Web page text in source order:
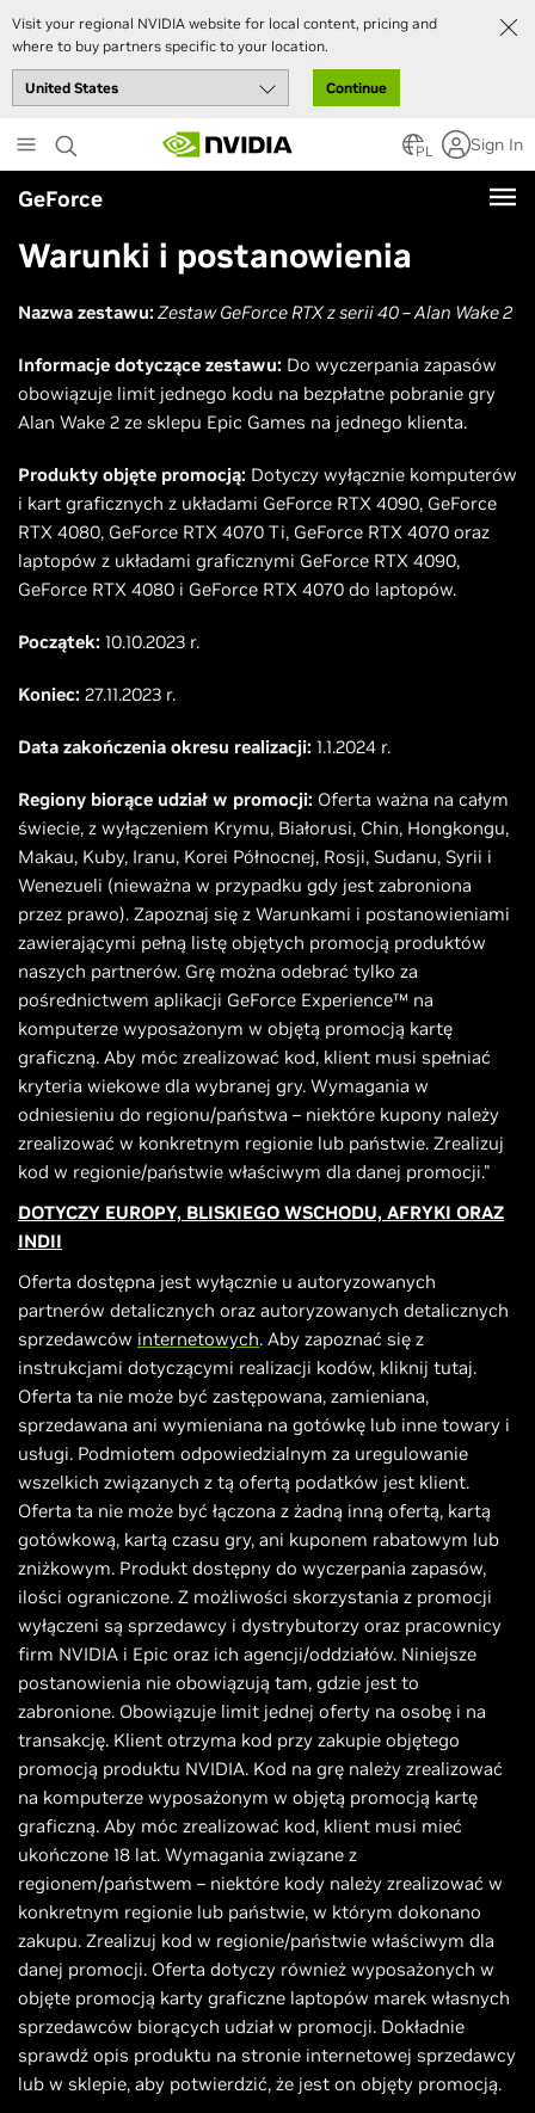
Visit your regional NVIDIA website for local content, pricing and
where to buy partners specific to your location.
Continue
to
main
content
PL Sign In
GeForce
Warunki i postanowienia
Nazwa zestawu: Zestaw GeForce RTX z serii 40 – Alan Wake 2
Informacje dotyczące zestawu: Do wyczerpania zapasów
obowiązuje limit jednego kodu na bezpłatne pobranie gry
Alan Wake 2 ze sklepu Epic Games na jednego klienta.
Produkty objęte promocją: Dotyczy wyłącznie komputerów
i kart graficznych z układami GeForce RTX 4090, GeForce
RTX 4080, GeForce RTX 4070 Ti, GeForce RTX 4070 oraz
laptopów z układami graficznymi GeForce RTX 4090,
GeForce RTX 4080 i GeForce RTX 4070 do laptopów.
Początek: 10.10.2023 r.
Koniec: 27.11.2023 r.
Data zakończenia okresu realizacji: 1.1.2024 r.
Regiony biorące udział w promocji: Oferta ważna na całym
świecie, z wyłączeniem Krymu, Białorusi, Chin, Hongkongu,
Makau, Kuby, Iranu, Korei Północnej, Rosji, Sudanu, Syrii i
Wenezueli (nieważna w przypadku gdy jest zabroniona
przez prawo). Zapoznaj się z Warunkami i postanowieniami
zawierającymi pełną listę objętych promocją produktów
naszych partnerów. Grę można odebrać tylko za
pośrednictwem aplikacji GeForce Experience™ na
komputerze wyposażonym w objętą promocją kartę
graficzną. Aby móc zrealizować kod, klient musi spełniać
kryteria wiekowe dla wybranej gry. Wymagania w
odniesieniu do regionu/państwa – niektóre kupony należy
zrealizować w konkretnym regionie lub państwie. Zrealizuj
kod w regionie/państwie właściwym dla danej promocji."
DOTYCZY EUROPY, BLISKIEGO WSCHODU, AFRYKI ORAZ
INDII
Oferta dostępna jest wyłącznie u autoryzowanych
partnerów detalicznych oraz autoryzowanych detalicznych
sprzedawców internetowych. Aby zapoznać się z
instrukcjami dotyczącymi realizacji kodów, kliknij tutaj.
Oferta ta nie może być zastępowana, zamieniana,
sprzedawana ani wymieniana na gotówkę lub inne towary i
usługi. Podmiotem odpowiedzialnym za uregulowanie
wszelkich związanych z tą ofertą podatków jest klient.
Oferta ta nie może być łączona z żadną inną ofertą, kartą
gotówkową, kartą czasu gry, ani kuponem rabatowym lub
zniżkowym. Produkt dostępny do wyczerpania zapasów,
ilości ograniczone. Z możliwości skorzystania z promocji
wyłączeni są sprzedawcy i dystrybutorzy oraz pracownicy
firm NVIDIA i Epic oraz ich agencji/oddziałów. Niniejsze
postanowienia nie obowiązują tam, gdzie jest to
zabronione. Obowiązuje limit jednej oferty na osobę i na
transakcję. Klient otrzyma kod przy zakupie objętego
promocją produktu NVIDIA. Kod na grę należy zrealizować
na komputerze wyposażonym w objętą promocją kartę
graficzną. Aby móc zrealizować kod, klient musi mieć
ukończone 18 lat. Wymagania związane z
regionem/państwem – niektóre kody należy zrealizować w
konkretnym regionie lub państwie, w którym dokonano
zakupu. Zrealizuj kod w regionie/państwie właściwym dla
danej promocji. Oferta dotyczy również wyposażonych w
objęte promocją karty graficzne laptopów marek własnych
sprzedawców biorących udział w promocji. Dokładnie
sprawdź opis produktu na stronie internetowej sprzedawcy
lub w sklepie, aby potwierdzić, że jest on objęty promocją.